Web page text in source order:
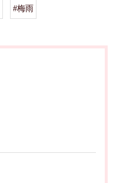
#梅雨